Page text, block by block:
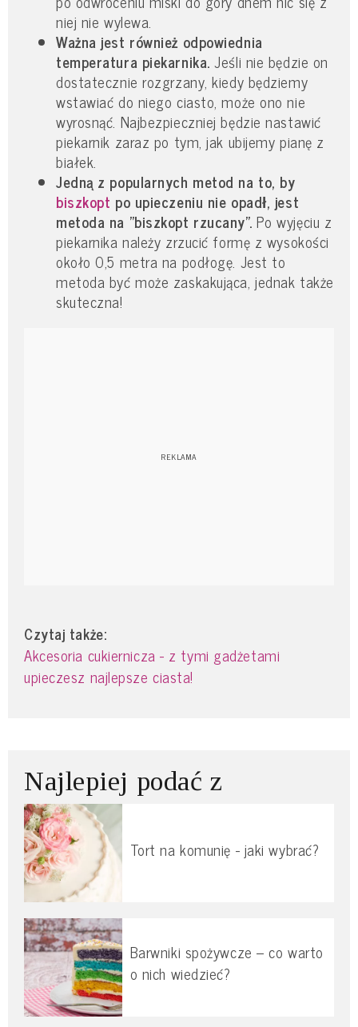
niej nie wylewa.
Ważna jest również odpowiednia
temperatura piekarnika.Jeśli nie będzie on
dostatecznie rozgrzany, kiedy będziemy
wstawiać do niego ciasto, może ono nie
wyrosnąć. Najbezpieczniej będzie nastawić
piekarnik zaraz po tym, jak ubijemy pianę z
białek.
Jedną z popularnych metod na to, by
biszkopt po upieczeniu nie opadł, jest
metoda na "biszkopt rzucany". Po wyjęciu z
piekarnika należy zrzucić formę z wysokości
około 0,5 metra na podłogę. Jest to
metoda być może zaskakująca, jednak także
skuteczna!
Czytaj także:
Akcesoria cukiernicza - z tymi gadżetami
upieczesz najlepsze ciasta!
Najlepiej podać z
Tort na komunię - jaki wybrać?
Barwniki spożywcze – co warto
o nich wiedzieć?